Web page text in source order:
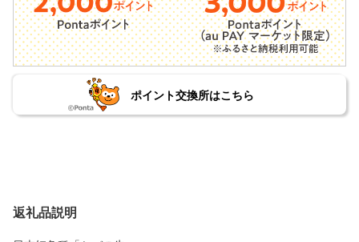
ポイント交換所はこちら
返礼品説明